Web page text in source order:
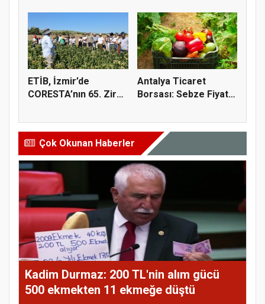
ETİB, İzmir’de
CORESTA’nın 65. Zirai
Antalya Ticaret
Borsası: Sebze Fiyat
Çok Okunan Haberler
Kadim Durmaz: 200 TL'nin alım gücü
500 ekmekten 11 ekmeğe düştü